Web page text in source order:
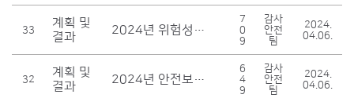
33
계획 및
결과
2024년 위험성평가 실시 계획
7
0
9
감사
안전
팀
2024.
04.06.
32
계획 및
결과
2024년 안전보건교육 계획
6
4
9
감사
안전
팀
2024.
04.06.